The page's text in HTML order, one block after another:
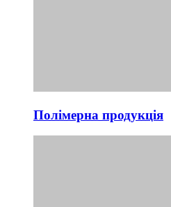
Полімерна продукція